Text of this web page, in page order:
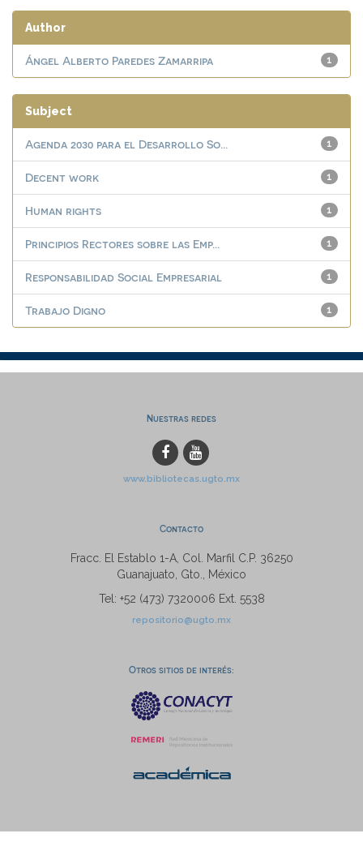
Author
1
Ángel Alberto Paredes Zamarripa
Subject
1
Agenda 2030 para el Desarrollo So...
1
Decent work
1
Human rights
1
Principios Rectores sobre las Emp...
1
Responsabilidad Social Empresarial
1
Trabajo Digno
Nuestras redes
www.bibliotecas.ugto.mx
Contacto
Fracc. El Establo 1-A, Col. Marfil C.P. 36250
Guanajuato, Gto., México
Tel: +52 (473) 7320006 Ext. 5538
repositorio@ugto.mx
Otros sitios de interés: